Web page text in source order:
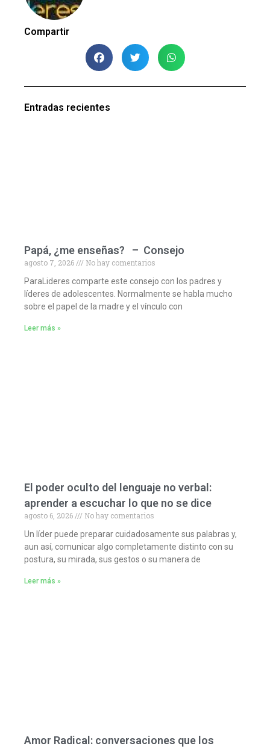
Compartir
Entradas recientes
Papá, ¿me enseñas? – Consejo
agosto 7, 2026
No hay comentarios
ParaLideres comparte este consejo con los padres y
líderes de adolescentes. Normalmente se habla mucho
sobre el papel de la madre y el vínculo con
Leer más »
El poder oculto del lenguaje no verbal:
aprender a escuchar lo que no se dice
agosto 6, 2026
No hay comentarios
Un líder puede preparar cuidadosamente sus palabras y,
aun así, comunicar algo completamente distinto con su
postura, su mirada, sus gestos o su manera de
Leer más »
Amor Radical: conversaciones que los